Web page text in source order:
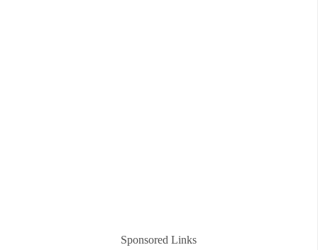
Sponsored Links